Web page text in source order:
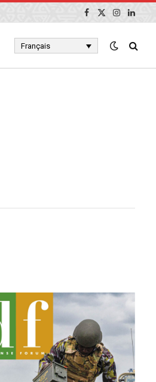
Facebook
X
Instagram
Français